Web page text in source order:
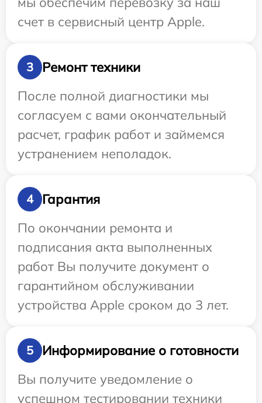
счет в сервисный центр Apple.
3
Ремонт техники
После полной диагностики мы
согласуем с вами окончательный
расчет, график работ и займемся
устранением неполадок.
4
Гарантия
По окончании ремонта и
подписания акта выполненных
работ Вы получите документ о
гарантийном обслуживании
устройства Apple сроком до 3 лет.
5
Информирование о готовности
Вы получите уведомление о
успешном тестировании техники